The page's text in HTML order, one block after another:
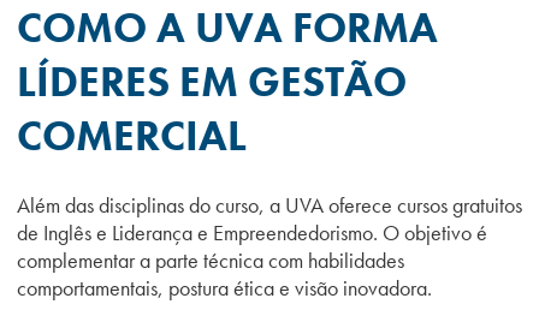
COMO A UVA FORMA
LÍDERES EM GESTÃO
COMERCIAL
Além das disciplinas do curso, a UVA oferece cursos gratuitos
de Inglês e Liderança e Empreendedorismo. O objetivo é
complementar a parte técnica com habilidades
comportamentais, postura ética e visão inovadora.